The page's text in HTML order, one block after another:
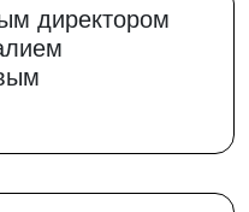
директором